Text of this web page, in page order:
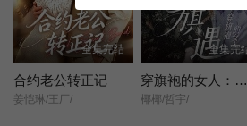
全集完结
合约老公转正记
姜恺琳/王厂/
全集完
穿旗袍的女人：旗遇
椰椰/哲宇/